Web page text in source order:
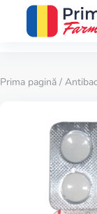
Prima pagină /